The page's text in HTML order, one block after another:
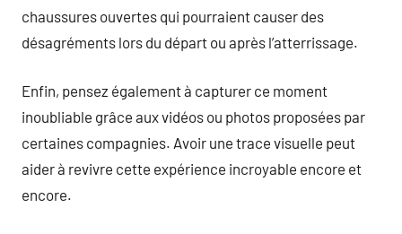
chaussures ouvertes qui pourraient causer des
désagréments lors du départ ou après l’atterrissage.
Enfin, pensez également à capturer ce moment
inoubliable grâce aux vidéos ou photos proposées par
certaines compagnies. Avoir une trace visuelle peut
aider à revivre cette expérience incroyable encore et
encore.